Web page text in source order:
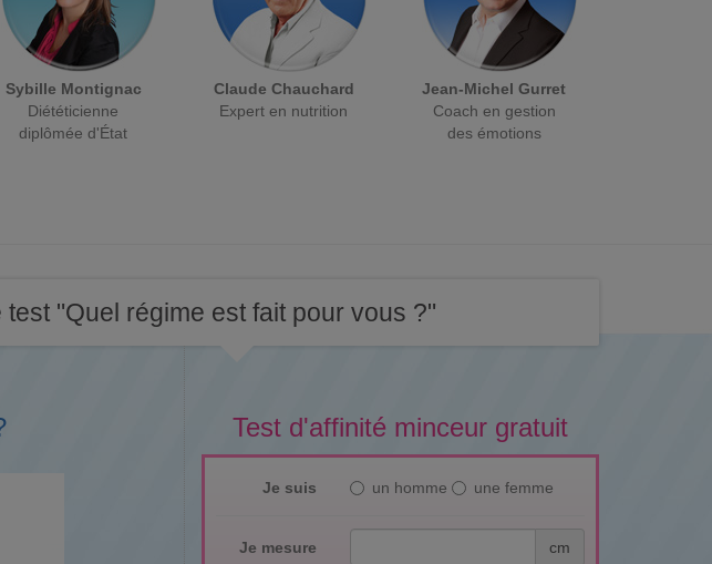
Sybille Montignac
Diététicienne
diplômée d'État
Claude Chauchard
Expert en nutrition
Jean-Michel Gurret
Coach en gestion
des émotions
"Quel régime est fait pour vous ?"
Test d'affinité minceur gratuit
Je suis un homme une femme
Je mesure cm